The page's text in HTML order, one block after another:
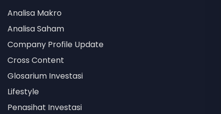
Analisa Makro
Analisa Saham
Company Profile Update
Cross Content
Glosarium Investasi
Lifestyle
Penasihat Investasi